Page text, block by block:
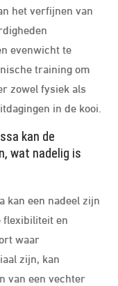
het verfijnen van
evenwicht te
training om
zowel fysiek als
in de kooi.
kan de
wat nadelig is
kan een nadeel zijn
flexibiliteit en
waar
zijn, kan
van een vechter